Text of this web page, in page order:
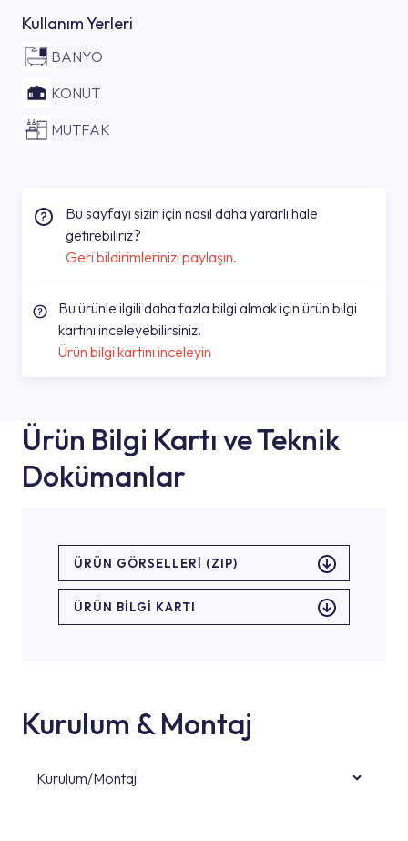
Kullanım Yerleri
BANYO
KONUT
MUTFAK
Bu sayfayı sizin için nasıl daha yararlı hale
getirebiliriz?
Geri bildirimlerinizi paylaşın.
Bu ürünle ilgili daha fazla bilgi almak için ürün bilgi
kartını inceleyebilirsiniz.
Ürün bilgi kartını inceleyin
Ürün Bilgi Kartı ve Teknik
Dokümanlar
ÜRÜN GÖRSELLERI (ZIP)
ÜRÜN BILGI KARTI
Kurulum & Montaj
Kurulum/Montaj